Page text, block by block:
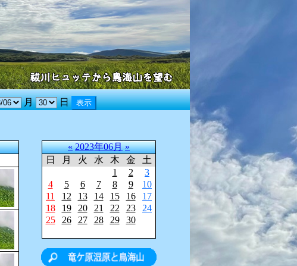
月 日
« 2023年06月 »
日
月 火 水 木 金
土
1
2
3
4
5 6 7 8 9
10
11
12 13 14 15 16
17
18
19 20 21 22 23
24
25
26 27 28 29 30